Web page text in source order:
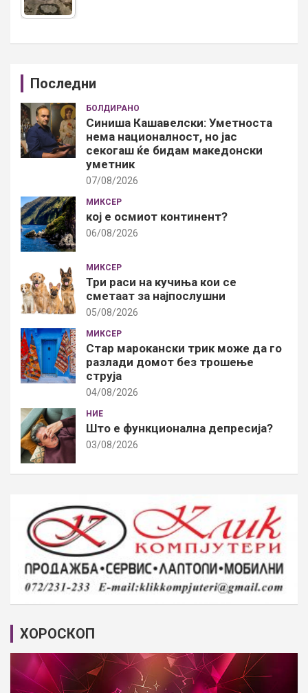
Последни
БОЛДИРАНО
Синиша Кашавелски: Уметноста
нема националност, но јас
секогаш ќе бидам македонски
уметник
07/08/2026
МИКСЕР
кој е осмиот континент?
06/08/2026
МИКСЕР
Три раси на кучиња кои се
сметаат за најпослушни
05/08/2026
МИКСЕР
Стар марокански трик може да го
разлади домот без трошење
струја
04/08/2026
НИЕ
Што е функционална депресија?
03/08/2026
ХОРОСКОП